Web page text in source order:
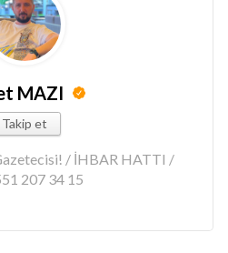
MAZI
Takip et
/ İHBAR HATTI /
207 34 15